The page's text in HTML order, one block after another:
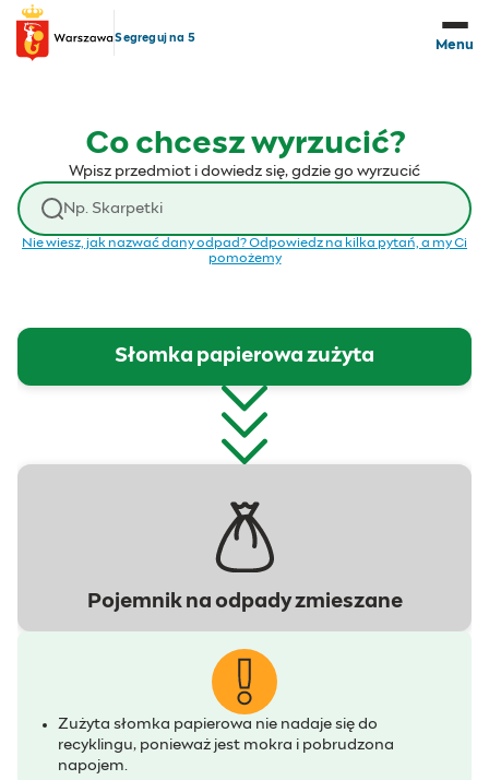
Przejdź do treści
Segreguj na 5
Menu
Co chcesz wyrzucić?
Wpisz przedmiot i dowiedz się, gdzie go wyrzucić
Wyszukaj odpad
Nie wiesz, jak nazwać dany odpad? Odpowiedz na kilka pytań, a my Ci
pomożemy
Słomka papierowa zużyta
Pojemnik na odpady zmieszane
Zużyta słomka papierowa nie nadaje się do
recyklingu, ponieważ jest mokra i pobrudzona
napojem.